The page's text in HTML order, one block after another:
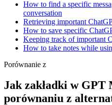
How to find a specific
conversation
Retrieving important
How to save specific
Keeping track of important
How to take notes while
Porównanie z
Jak zakładki w GPT
porównaniu z